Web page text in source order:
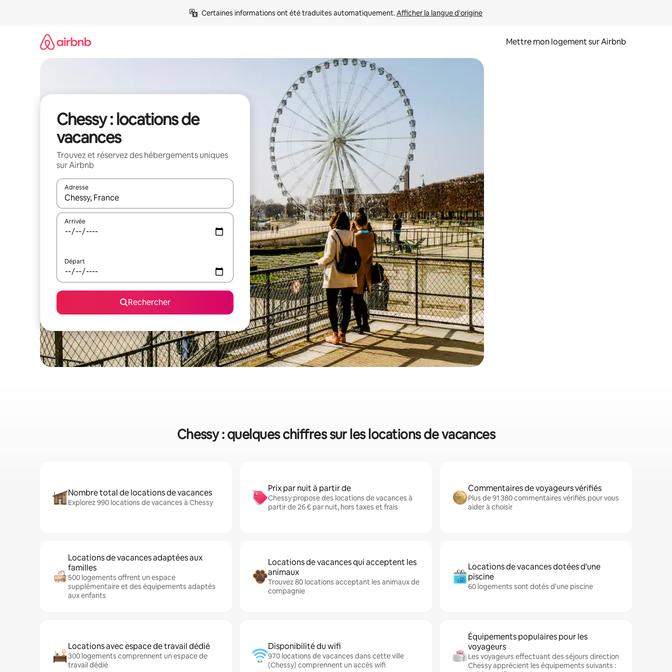
Certaines informations ont été traduites automatiquement. Afficher la langue d'origine
Mettre mon logement sur Airbnb
Chessy : locations de
vacances
Trouvez et réservez des hébergements uniques
sur Airbnb
Adresse
Lorsque les résultats s'affichent, utilisez les flèches vers le haut et vers le bas pour les parcourir ou en appuyant et en faisant glisser.
Arrivée
Départ
Rechercher
Chessy : quelques chiffres sur les locations de vacances
Nombre total de locations de vacances
Explorez 990 locations de vacances à Chessy
Prix par nuit à partir de
Chessy propose des locations de vacances à
partir de 26 € par nuit, hors taxes et frais
Commentaires de voyageurs vérifiés
Plus de 91 380 commentaires vérifiés pour vous
aider à choisir
Locations de vacances adaptées aux
familles
500 logements offrent un espace
supplémentaire et des équipements adaptés
aux enfants
Locations de vacances qui acceptent les
animaux
Trouvez 80 locations acceptant les animaux de
compagnie
Locations de vacances dotées d'une
piscine
60 logements sont dotés d'une piscine
Locations avec espace de travail dédié
300 logements comprennent un espace de
travail dédié
Disponibilité du wifi
970 locations de vacances dans cette ville
(Chessy) comprennent un accès wifi
Équipements populaires pour les
voyageurs
Les voyageurs effectuant des séjours direction
Chessy apprécient les équipements suivants :